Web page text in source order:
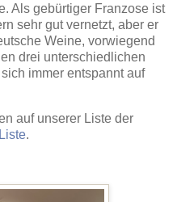
Als gebürtiger Franzose ist
sehr gut vernetzt, aber er
Weine, vorwiegend
drei unterschiedlichen
immer entspannt auf
auf unserer Liste der
.